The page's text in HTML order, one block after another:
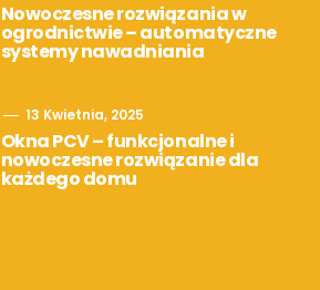
Nowoczesne rozwiązania w
ogrodnictwie – automatyczne
systemy nawadniania
13 Kwietnia, 2025
Okna PCV – funkcjonalne i
nowoczesne rozwiązanie dla
każdego domu